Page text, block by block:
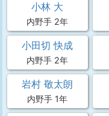
小林 大
内野手 2年
小田切 快成
内野手 2年
岩村 敬太朗
内野手 1年